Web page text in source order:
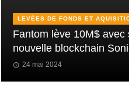
LEVÉES DE FONDS ET
Fantom lève 10M$ avec
nouvelle blockchain
24 mai 2024